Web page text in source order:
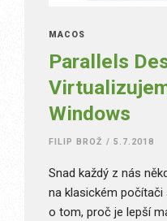
MACOS
Parallels
Windows
FILIP BROŽ / 5.7.2018
Snad každý z nás
na klasickém
o tom, proč je lepší